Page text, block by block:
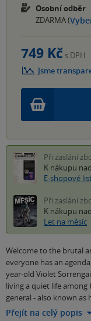
Osobní odběr
ZDARMA (
749 Kč s DPH
Jsme
Při zaslání
K nákupu
E-shopové
Při zaslání
K nákupu
Let na měsíc
Welcome to the brutal
everyone has an
year-old Violet
living a quiet life
general - also known as
Přejít na celý popis